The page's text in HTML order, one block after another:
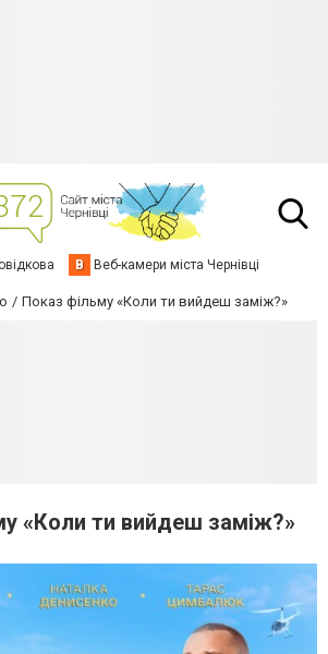
В Веб-камери міста Чернівці
Показ фільму «Коли ти вийдеш заміж?»
«Коли ти вийдеш заміж?»